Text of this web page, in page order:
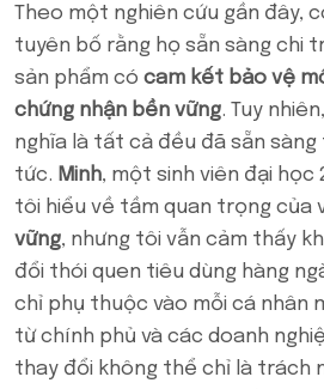
Theo một nghiên cứu gần đây,
tuyên bố rằng họ sẵn sàng chi
sản phẩm có cam kết bảo vệ
chứng nhận bền vững. Tuy
nghĩa là tất cả đều đã sẵn sàng
tức. Minh, một sinh viên đại học
tôi hiểu về tầm quan trọng của
vững, nhưng tôi vẫn cảm thấy
đổi thói quen tiêu dùng hàng
chỉ phụ thuộc vào mỗi cá nhân
từ chính phủ và các doanh
thay đổi không thể chỉ là trách